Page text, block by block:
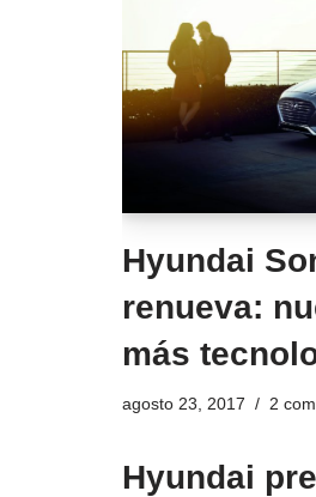
Hyundai
renueva:
más
agosto 23, 2017 2
Hyundai